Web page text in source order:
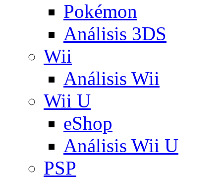
Pokémon
Análisis 3DS
Wii
Análisis Wii
Wii U
eShop
Análisis Wii U
PSP